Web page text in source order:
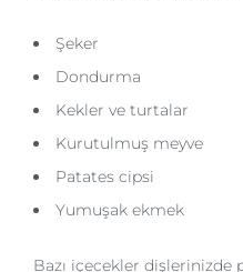
Şeker
Dondurma
Kekler ve turtalar
Kurutulmuş meyve
Patates cipsi
Yumuşak ekmek
Bazı içecekler dişlerinizde